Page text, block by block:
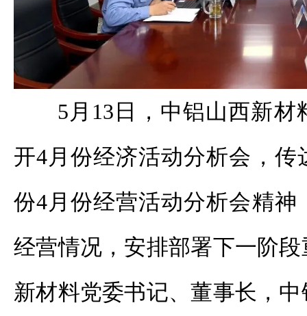
5月13日，中铝山西新
开4月份经济活动分析会，传
份4月份经营活动分析会精神
经营情况，安排部署下一阶
新材料党委书记、董事长，